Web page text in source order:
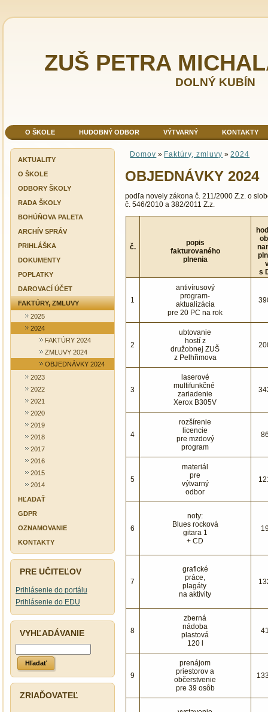
ZUŠ PETRA
DOLNÝ KUBÍN
O ŠKOLE HUDOBNÝ ODBOR VÝTVARNÝ KONTAKTY
AKTUALITY
O ŠKOLE
ODBORY ŠKOLY
RADA ŠKOLY
BOHÚŇOVA PALETA
ARCHÍV SPRÁV
PRIHLÁŠKA
DOKUMENTY
POPLATKY
DAROVACÍ ÚČET
FAKTÚRY, ZMLUVY
2025
2024
FAKTÚRY 2024
ZMLUVY 2024
OBJEDNÁVKY 2024
2023
2022
2021
2020
2019
2018
2017
2016
2015
2014
HĽADAŤ
GDPR
OZNAMOVANIE
PROTISPOLOČENSKEJ
KONTAKTY
PRE UČITEĽOV
Prihlásenie do portálu
Prihlásenie do EDU
VYHĽADÁVANIE
ZRIAĎOVATEĽ
Domov » Faktúry, zmluvy »2024
OBJEDNÁVKY 2024
podľa novely zákona č. 211/2000 Z.z. o
č. 546/2010 a 382/2011 Z.z.
č.
popis
fakturovaného
plnenia
s
1
antivírusový
program-
aktualizácia
pre 20 PC na rok
2
ubtovanie
hostí z
družobnej ZUŠ
z Pelhřimova
3
laserové
multifunkčné
zariadenie
Xerox B305V
4
rozšírenie
licencie
pre mzdový
program
5
materiál
pre
výtvarný
odbor
6
noty:
Blues rocková
gitara 1
+ CD
7
grafické
práce,
plagáty
na aktivity
8
zberná
nádoba
plastová
120 l
9
prenájom
priestorov a
občerstvenie
pre 39 osôb